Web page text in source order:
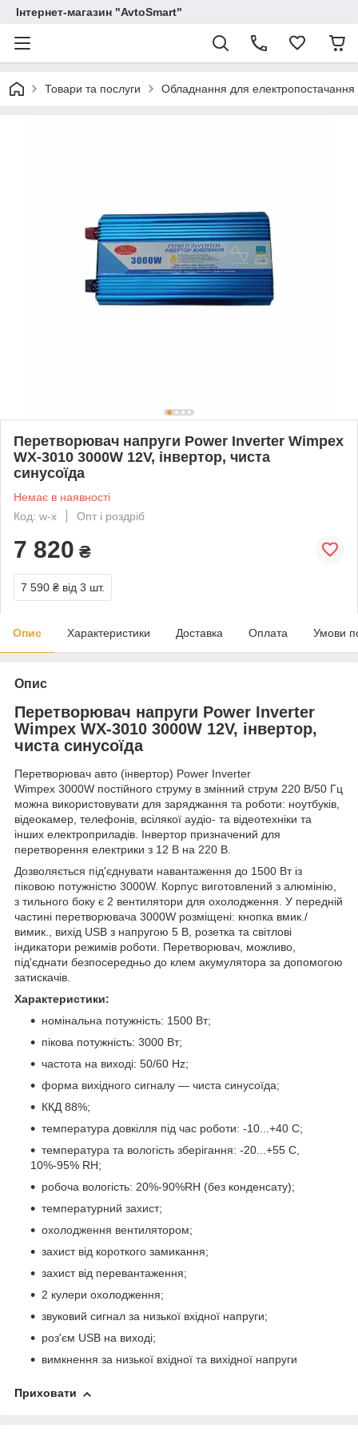
Інтернет-магазин "AvtoSmart"
Товари та послуги Обладнання для електропостачання
Перетворювач напруги Power Inverter Wimpex
WX-3010 3000W 12V, інвертор, чиста
синусоїда
Немає в наявності
Код: w-x
Опт і роздріб
7 820 ₴
7 590 ₴ від 3 шт.
Опис Характеристики Доставка Оплата Умови
Опис
Перетворювач напруги Power Inverter
Wimpex WX-3010 3000W 12V, інвертор,
чиста синусоїда
Перетворювач авто (інвертор) Power Inverter
Wimpex 3000W постійного струму в змінний струм 220 В/50 Гц
можна використовувати для заряджання та роботи: ноутбуків,
відеокамер, телефонів, всілякої аудіо- та відеотехніки та
інших електроприладів. Інвертор призначений для
перетворення електрики з 12 В на 220 В.
Дозволяється під'єднувати навантаження до 1500 Вт із
піковою потужністю 3000W. Корпус виготовлений з алюмінію,
з тильного боку є 2 вентилятори для охолодження. У передній
частині перетворювача 3000W розміщені: кнопка вмик./
вимик., вихід USB з напругою 5 В, розетка та світлові
індикатори режимів роботи. Перетворювач, можливо,
під'єднати безпосередньо до клем акумулятора за допомогою
затискачів.
Характеристики:
номінальна потужність: 1500 Вт;
пікова потужність: 3000 Вт;
частота на виході: 50/60 Hz;
форма вихідного сигналу — чиста синусоїда;
ККД 88%;
температура довкілля під час роботи: -10...+40 С;
температура та вологість зберігання: -20...+55 С,
10%-95% RH;
робоча вологість: 20%-90%RH (без конденсату);
температурний захист;
охолодження вентилятором;
захист від короткого замикання;
захист від перевантаження;
2 кулери охолодження;
звуковий сигнал за низької вхідної напруги;
роз'єм USB на виході;
вимкнення за низької вхідної та вихідної напруги
Приховати